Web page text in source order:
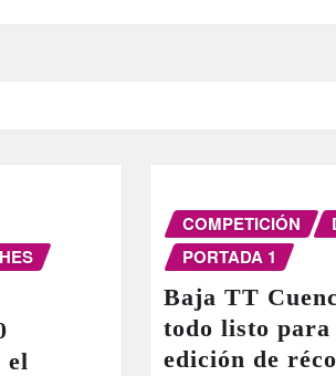
el
COMPETICIÓN
PORTADA 1
Baja TT
todo listo para
edición de